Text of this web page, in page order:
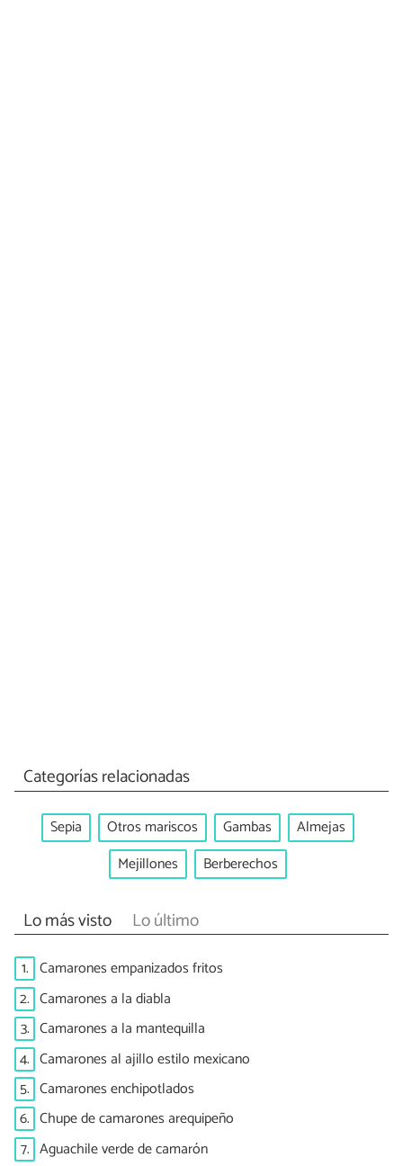
Categorías relacionadas
Sepia Otros mariscos Gambas
Almejas
Mejillones
Berberechos
Lo más visto Lo último
1. Camarones empanizados fritos
2. Camarones a la diabla
3. Camarones a la mantequilla
4. Camarones al ajillo estilo mexicano
5. Camarones enchipotlados
6. Chupe de camarones arequipeño
7. Aguachile verde de camarón